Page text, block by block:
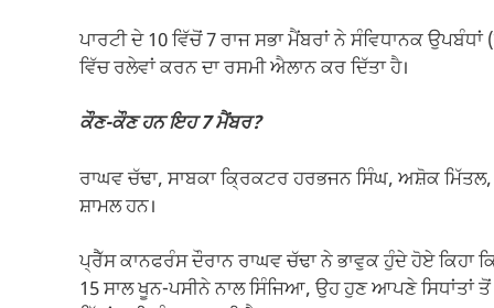
ਪਾਰਟੀ ਦੇ 10 ਵਿੱਚੋਂ 7 ਰਾਜ ਸਭਾ ਮੈਂਬਰਾਂ ਨੇ ਸੰਵਿਧਾਨਕ
ਵਿੱਚ ਰਲੇਵਾਂ ਕਰਨ ਦਾ ਰਸਮੀ ਐਲਾਨ ਕਰ ਦਿੱਤਾ ਹੈ।
ਕੌਣ-ਕੌਣ ਹਨ ਇਹ 7 ਮੈਂਬਰ?
ਰਾਘਵ ਚੱਢਾ, ਸਾਬਕਾ ਕ੍ਰਿਕਟਰ ਹਰਭਜਨ ਸਿੰਘ, ਅਸ਼ੋਕ ਮਿੱਤਲ,
ਸ਼ਾਮਲ ਹਨ।
ਪ੍ਰੈੱਸ ਕਾਨਫਰੰਸ ਦੌਰਾਨ ਰਾਘਵ ਚੱਢਾ ਨੇ ਭਾਵੁਕ ਹੁੰਦੇ ਹੋਏ ਕਿਹਾ
15 ਸਾਲ ਖੂਨ-ਪਸੀਨੇ ਨਾਲ ਸਿੰਜਿਆ, ਉਹ ਹੁਣ ਆਪਣੇ ਸਿਧਾਂਤਾਂ